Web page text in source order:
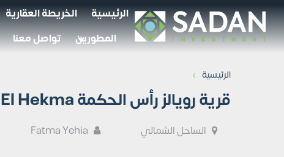
الرئيسية الخريطة العقارية
المطورين
تواصل معنا
الرئيسية ›
قرية رويالز رأس الحكمة Royals Ras El Hekma جداول أسعار
الساحل الشمالي